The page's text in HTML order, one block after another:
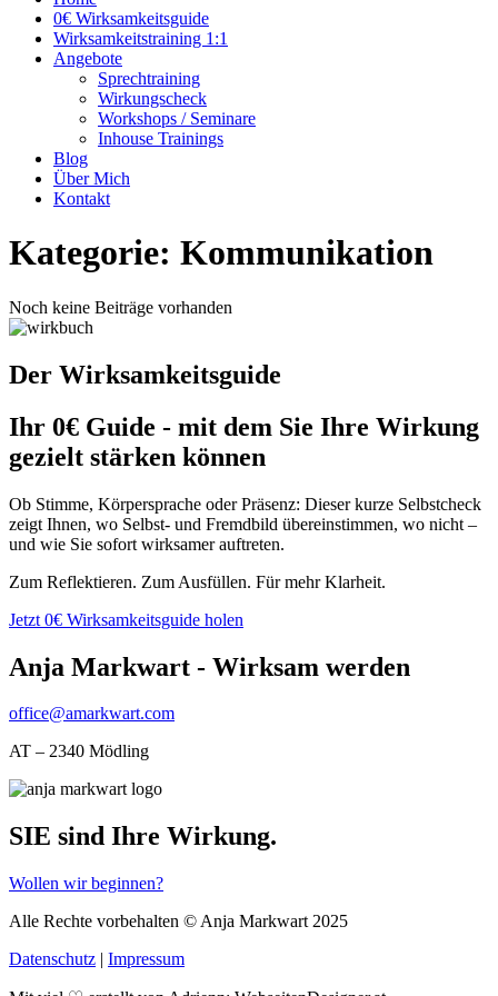
0€ Wirksamkeitsguide
Wirksamkeitstraining 1:1
Angebote
Sprechtraining
Wirkungscheck
Workshops / Seminare
Inhouse Trainings
Blog
Über Mich
Kontakt
Kategorie: Kommunikation
Noch keine Beiträge vorhanden
Der Wirksamkeitsguide
Ihr 0€ Guide - mit dem Sie Ihre Wirkung
gezielt stärken können
Ob Stimme, Körpersprache oder Präsenz: Dieser kurze Selbstcheck
zeigt Ihnen, wo Selbst- und Fremdbild übereinstimmen, wo nicht –
und wie Sie sofort wirksamer auftreten.
Zum Reflektieren. Zum Ausfüllen. Für mehr Klarheit.
Jetzt 0€ Wirksamkeitsguide holen
Anja Markwart - Wirksam werden
office@amarkwart.com
AT – 2340 Mödling
SIE sind Ihre Wirkung.
Wollen wir beginnen?
Alle Rechte vorbehalten © Anja Markwart 2025
Datenschutz | Impressum